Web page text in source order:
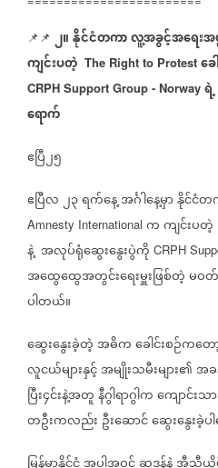
📌📌 ၂။နိုင်ငံတကာလူ့အခွင့်အရေး
ကျင်းပတဲ့ The Right to Protest ခ
CRPH Support Group - Norway ရဲ့
ရောက်
ဧပြီ၂၅
ဧပြီလ၂၃ရက်နေ့အင်္ဂါနေ့မှာနိုင်ငံ
Amnesty International ကကျင်းပတဲ့
နဲ့ အလုပ်ရုံဆွေးနွေးပွဲကို CRPH
အထွေထွေအတွင်းရေးမှူးဖြစ်တဲ့မဝတ်
ပါတယ်။
ဆွေးနွေးခဲ့တဲ့အဓိကခေါင်းစဉ်ကတ
လူငယ်များနှင့်အမျိုးသမီးများ၏အခ
ပြီး၄င်းနဲ့အတူနီဂွါရာဂွါကကျောင်းသ
တဦးကလည်း ဦးဆောင်ဆွေးနွေးခဲ့